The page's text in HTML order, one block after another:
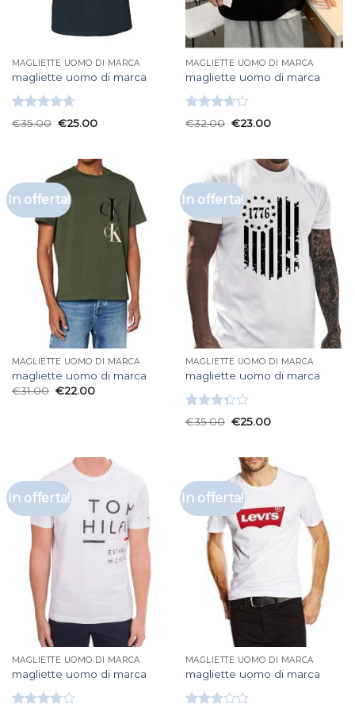
MAGLIETTE UOMO DI MARCA
magliette uomo di marca
Valutato
€35.00 €25.00
MAGLIETTE UOMO DI MARCA
magliette uomo di marca
Valutato
€32.00 €23.00
In offerta!
MAGLIETTE UOMO DI MARCA
magliette uomo di marca
€31.00 €22.00
In offerta!
MAGLIETTE UOMO DI MARCA
magliette uomo di marca
Valutato
€35.00 €25.00
In offerta!
MAGLIETTE UOMO DI MARCA
magliette uomo di marca
In offerta!
MAGLIETTE UOMO DI MARCA
magliette uomo di marca